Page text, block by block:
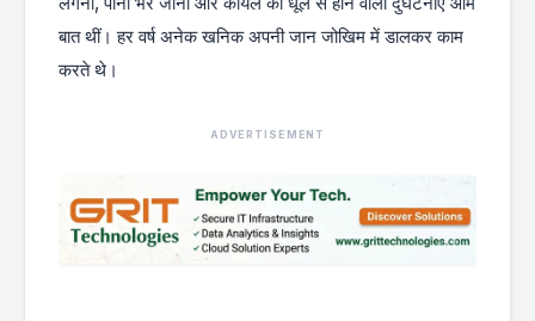
बात थीं। हर वर्ष अनेक खनिक अपनी जान जोखिम में डालकर काम
करते थे।
ADVERTISEMENT